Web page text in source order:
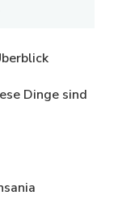
Dinge sind